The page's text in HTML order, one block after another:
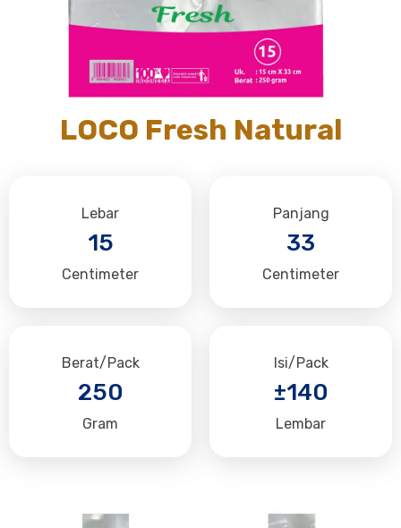
LOCO Fresh Natural
Lebar
15
Centimeter
Panjang
33
Centimeter
Berat/Pack
250
Gram
Isi/Pack
±140
Lembar